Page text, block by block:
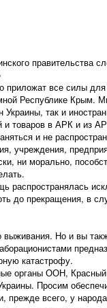
правительства
приложат все силы
Республике Крым.
так и
и товаров в АРК и из
и не
учреждения,
ни морально,
распространялась
до прекращения, в
Но и вы
катастрофу.
органы ООН, Красный
Просим
прежде всего, у